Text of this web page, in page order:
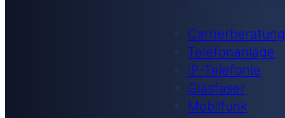
Carrierberatung
Telefonanlage
IP-Telefonie
Glasfaser
Mobilfunk